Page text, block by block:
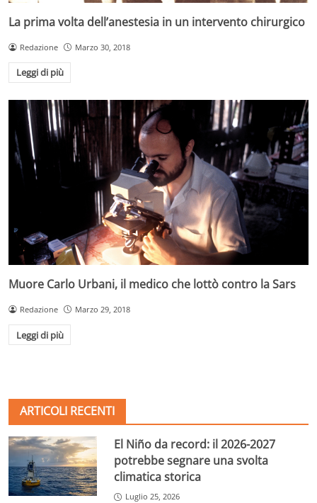
La prima volta dell’anestesia in un intervento chirurgico
Redazione Marzo 30, 2018
Leggi di più
Muore Carlo Urbani, il medico che lottò contro la Sars
Redazione Marzo 29, 2018
Leggi di più
ARTICOLI RECENTI
El Niño da record: il 2026-2027
potrebbe segnare una svolta
climatica storica
Luglio 25, 2026